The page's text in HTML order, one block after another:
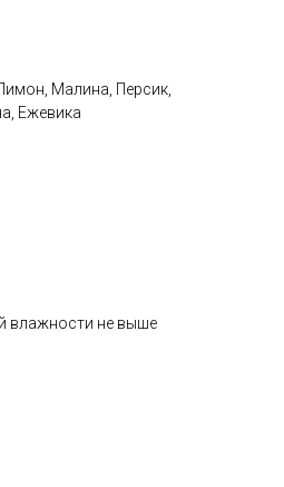
Малина, Персик,
Ежевика
влажности не выше